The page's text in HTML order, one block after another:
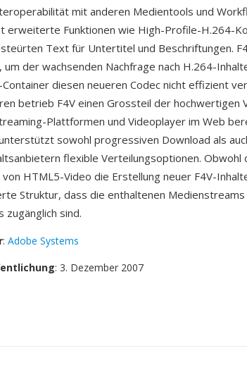
mit anderen Medientools und
erweiterte Funktionen wie High-Profile-H.264-
Text für Untertitel und Beschriftungen.
um der wachsenden Nachfrage nach H.264-
diesen neueren Codec nicht effizient
betrieb F4V einen Grossteil der hochwertigen
Plattformen und Videoplayer im Web
sowohl progressiven Download als
flexible Verteilungsoptionen. Obwohl
von HTML5-Video die Erstellung neuer F4V-
Struktur, dass die enthaltenen
zugänglich sind.
: Adobe Systems
: 3. Dezember 2007